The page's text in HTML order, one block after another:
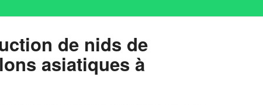
de nids de
asiatiques à